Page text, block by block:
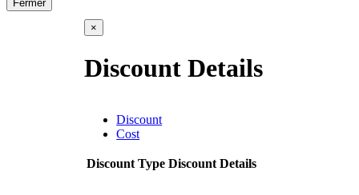
Fermer
×
Discount Details
Discount
Cost
Discount Type Discount Details